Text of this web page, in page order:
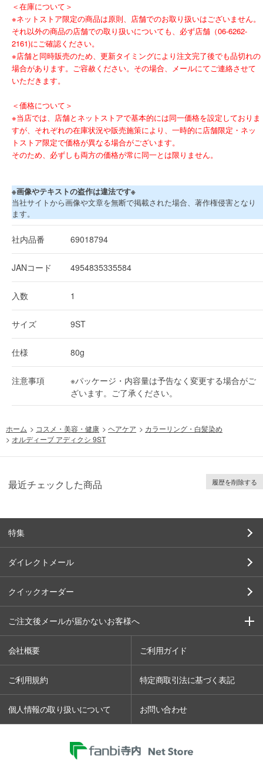
＜在庫について＞
※ネットストア限定の商品は原則、店舗でのお取り扱いはございません。
それ以外の商品の店舗での取り扱いについても、必ず店舗（06-6262-
2161)にご確認ください。
※店舗と同時販売のため、更新タイミングにより注文完了後でも品切れの
場合があります。ご容赦ください。その場合、メールにてご連絡させて
いただきます。
＜価格について＞
※当店では、店舗とネットストアで基本的には同一価格を設定しておりま
すが、それぞれの在庫状況や販売施策により、一時的に店舗限定・ネッ
トストア限定で価格が異なる場合がございます。
そのため、必ずしも両方の価格が常に同一とは限りません。
※画像やテキストの盗作は違法です※
当社サイトから画像や文章を無断で掲載された場合、著作権侵害となり
ます。
社内品番 69018794
JANコード 4954835335584
入数 1
サイズ 9ST
仕様 80g
注意事項
※パッケージ・内容量は予告なく変更する場合がご
ざいます。ご了承ください。
ホーム > コスメ・美容・健康 > ヘアケア > カラーリング・白髪染め
> オルディーブ アディクシ 9ST
最近チェックした商品 履歴を削除する
特集
ダイレクトメール
クイックオーダー
ご注文後メールが届かないお客様へ
会社概要 ご利用ガイド
ご利用規約 特定商取引法に基づく表記
個人情報の取り扱いについて お問い合わせ